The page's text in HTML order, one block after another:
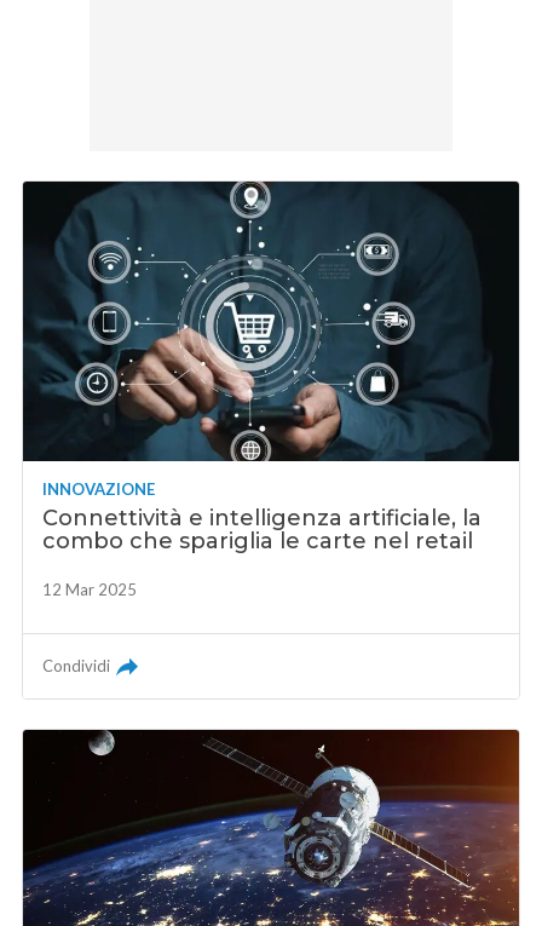
INNOVAZIONE
Connettività e intelligenza artificiale, la
combo che spariglia le carte nel retail
12 Mar 2025
Condividi